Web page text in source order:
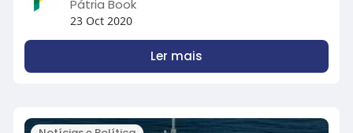
Pátria Book
23 Oct 2020
Ler mais